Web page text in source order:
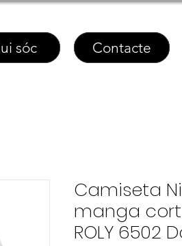
sóc Contacte
Camiseta
manga
ROLY 6502